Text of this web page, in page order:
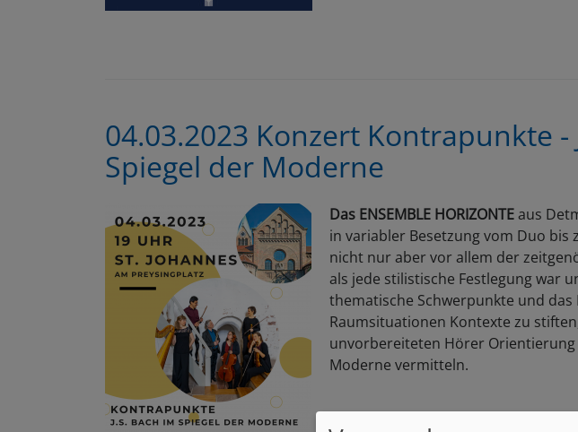
04.03.2023 Konzert Kontrapunkte -
Spiegel der Moderne
Das ENSEMBLE HORIZONTEaus
in variabler Besetzung vom Duo bis
nicht nur aber vor allem der
als jede stilistische Festlegung war
thematische Schwerpunkte und das
Raumsituationen Kontexte zu
unvorbereiteten Hörer
Moderne vermitteln.